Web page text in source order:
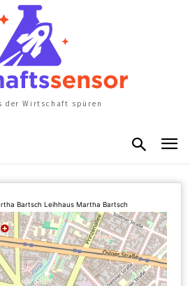
der Wirtschaft spüren
Bartsch Leihhaus Martha Bartsch